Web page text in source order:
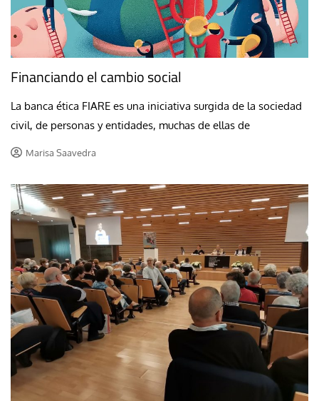
Financiando el cambio social
La banca ética FIARE es una iniciativa surgida de la sociedad
civil, de personas y entidades, muchas de ellas de
Marisa Saavedra